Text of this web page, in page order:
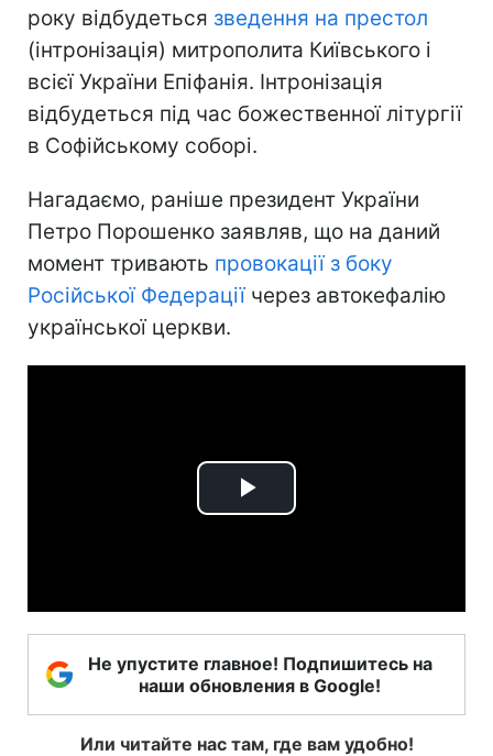
року відбудеться зведення на престол
(інтронізація) митрополита Київського і
всієї України Епіфанія. Інтронізація
відбудеться під час божественної літургії
в Софійському соборі.
Нагадаємо, раніше президент України
Петро Порошенко заявляв, що на даний
момент тривають провокації з боку
Російської Федераціїчерез автокефалію
української церкви.
Play
Не упустите главное! Подпишитесь на
наши обновления в Google!
Или читайте нас там, где вам удобно!